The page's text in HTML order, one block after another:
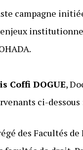
campagne
Coffi DOGUE,
ci-dessous
des Facultés